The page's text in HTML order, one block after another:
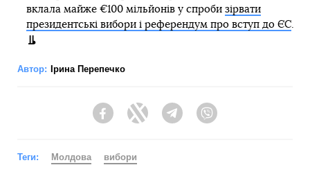
вклала майже €100 мільйонів у спроби зірвати
президентські вибори і референдум про вступ до ЄС.
Автор: Ірина Перепечко
FacebookTwitter Telegram
Теги: Молдова вибори